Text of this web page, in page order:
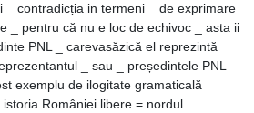
_ contradicția in termeni _ de exprimare
_ pentru că nu e loc de echivoc _ asta ii
PNL _ carevasăzică el reprezintă
_ sau _ președintele PNL
exemplu de ilogitate gramaticală
României libere = nordul